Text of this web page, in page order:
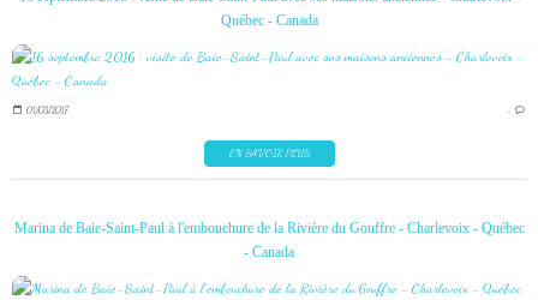
Québec - Canada
01/03/2017 …
EN SAVOIR PLUS
Marina de Baie-Saint-Paul à l'embouchure de la Rivière du Gouffre - Charlevoix - Québec
- Canada